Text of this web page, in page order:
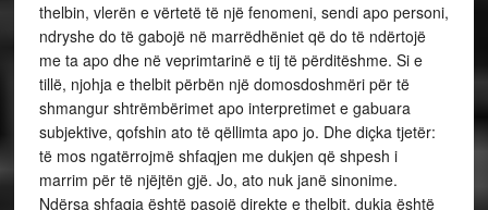
thelbin, vlerën e vërtetë të një fenomeni, sendi apo personi,
ndryshe do të gabojë në marrëdhëniet që do të ndërtojë
me ta apo dhe në veprimtarinë e tij të përditëshme. Si e
tillë, njohja e thelbit përbën një domosdoshmëri për të
shmangur shtrëmbërimet apo interpretimet e gabuara
subjektive, qofshin ato të qëllimta apo jo. Dhe diçka tjetër:
të mos ngatërrojmë shfaqjen me dukjen që shpesh i
marrim për të njëjtën gjë. Jo, ato nuk janë sinonime.
Ndërsa shfaqja është pasojë direkte e thelbit, dukja është